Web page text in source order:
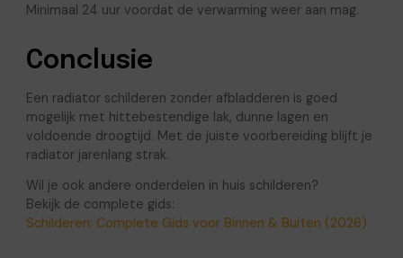
Minimaal 24 uur voordat de verwarming weer aan mag.
Conclusie
Een radiator schilderen zonder afbladderen is goed
mogelijk met hittebestendige lak, dunne lagen en
voldoende droogtijd. Met de juiste voorbereiding blijft je
radiator jarenlang strak.
Wil je ook andere onderdelen in huis schilderen?
Bekijk de complete gids:
Schilderen: Complete Gids voor Binnen & Buiten (2026)